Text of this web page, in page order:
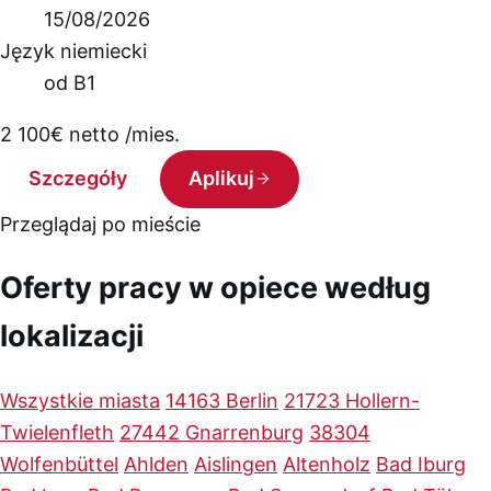
15/08/2026
Język niemiecki
od B1
2 100€ netto /mies.
Szczegóły
Aplikuj
Przeglądaj po mieście
Oferty pracy w opiece według
lokalizacji
Wszystkie miasta 14163 Berlin 21723 Hollern-
Twielenfleth 27442 Gnarrenburg 38304
Wolfenbüttel Ahlden Aislingen Altenholz Bad Iburg